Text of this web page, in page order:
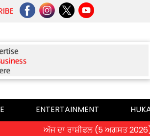
ENTERTAINMENT
ਅੱਜ ਦਾ ਰਾਸ਼ੀਫਲ (5 ਅਗਸਤ 2026):